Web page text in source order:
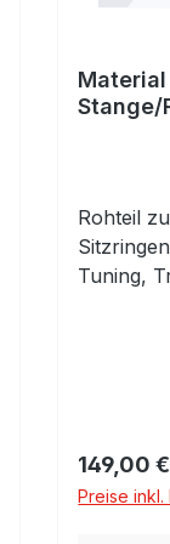
Stange/
Rohteil
Tuning,
2,5%
149,00 €
Preise inkl.